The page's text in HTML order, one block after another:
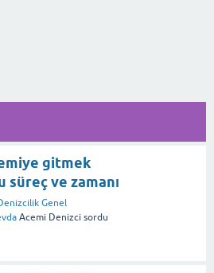
gitmek
süreç ve zamanı
Genel
Acemi Denizci sordu